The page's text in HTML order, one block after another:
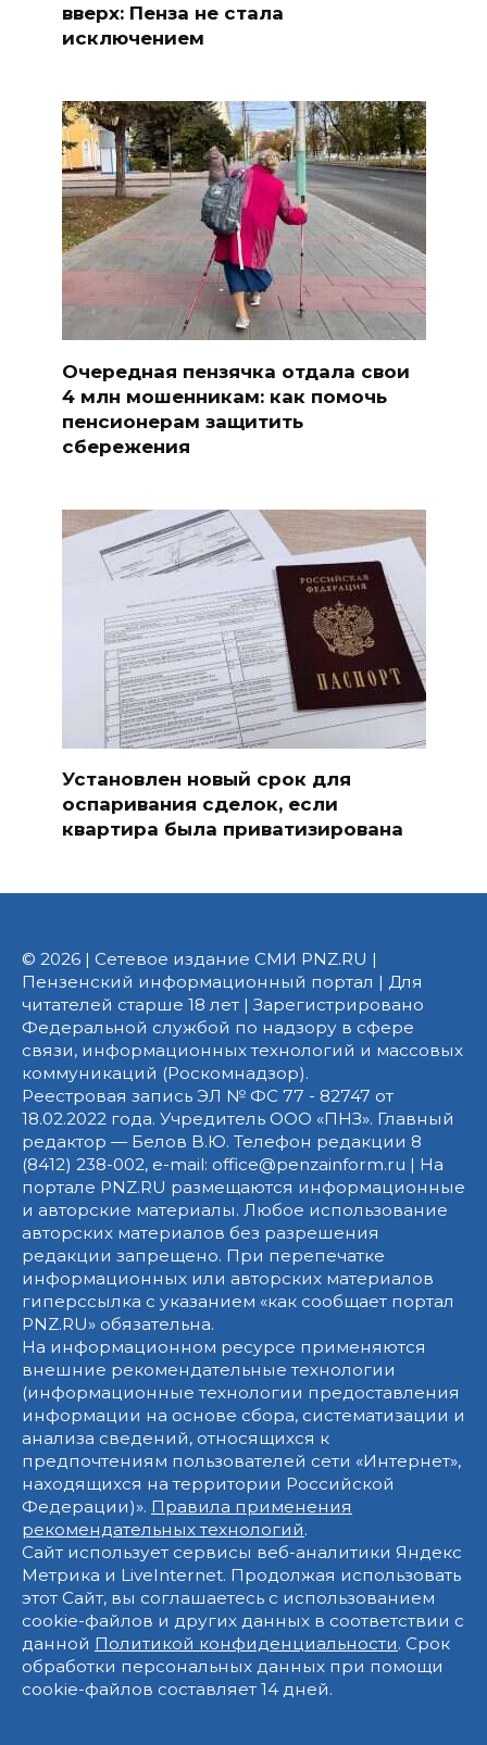
вверх: Пенза не стала
исключением
Очередная пензячка отдала свои
4 млн мошенникам: как помочь
пенсионерам защитить
сбережения
Установлен новый срок для
оспаривания сделок, если
квартира была приватизирована
© 2026 | Сетевое издание СМИ PNZ.RU |
Пензенский информационный портал | Для
читателей старше 18 лет | Зарегистрировано
Федеральной службой по надзору в сфере
связи, информационных технологий и массовых
коммуникаций (Роскомнадзор).
Реестровая запись ЭЛ № ФС 77 - 82747 от
18.02.2022 года. Учредитель ООО «ПНЗ». Главный
редактор — Белов В.Ю. Телефон редакции 8
(8412) 238-002, e-mail: office@penzainform.ru | На
портале PNZ.RU размещаются информационные
и авторские материалы. Любое использование
авторских материалов без разрешения
редакции запрещено. При перепечатке
информационных или авторских материалов
гиперссылка с указанием «как сообщает портал
PNZ.RU» обязательна.
На информационном ресурсе применяются
внешние рекомендательные технологии
(информационные технологии предоставления
информации на основе сбора, систематизации и
анализа сведений, относящихся к
предпочтениям пользователей сети «Интернет»,
находящихся на территории Российской
Федерации)». Правила применения
рекомендательных технологий.
Сайт использует сервисы веб-аналитики Яндекс
Метрика и LiveInternet. Продолжая использовать
этот Сайт, вы соглашаетесь с использованием
cookie-файлов и других данных в соответствии с
данной Политикой конфиденциальности. Срок
обработки персональных данных при помощи
cookie-файлов составляет 14 дней.